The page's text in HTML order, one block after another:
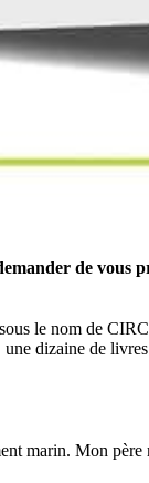
de vous
le nom de
dizaine de
marin. Mon père